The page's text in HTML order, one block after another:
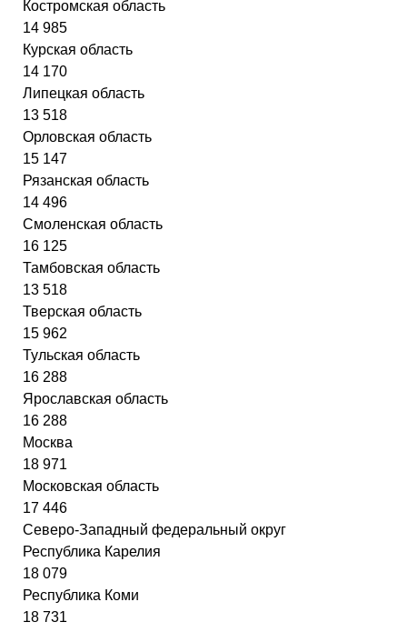
Костромская область
14 985
Курская область
14 170
Липецкая область
13 518
Орловская область
15 147
Рязанская область
14 496
Смоленская область
16 125
Тамбовская область
13 518
Тверская область
15 962
Тульская область
16 288
Ярославская область
16 288
Москва
18 971
Московская область
17 446
Северо-Западный федеральный округ
Республика Карелия
18 079
Республика Коми
18 731